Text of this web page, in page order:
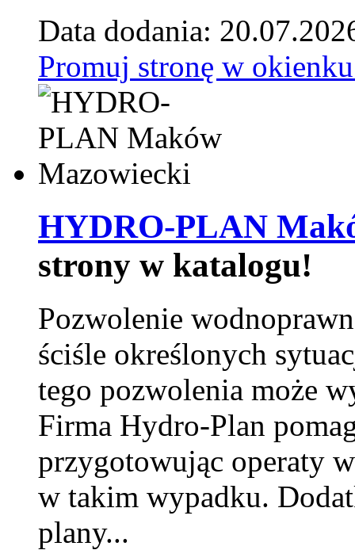
Data dodania:
Promuj stronę w
HYDRO-PLAN
strony w katalogu!
Pozwolenie
ściśle określonych
tego pozwolenia może
Firma Hydro-Plan
przygotowując operaty
w takim wypadku.
plany...